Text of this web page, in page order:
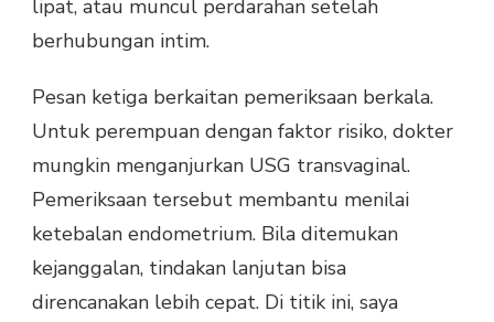
lipat, atau muncul perdarahan setelah
berhubungan intim.
Pesan ketiga berkaitan pemeriksaan berkala.
Untuk perempuan dengan faktor risiko, dokter
mungkin menganjurkan USG transvaginal.
Pemeriksaan tersebut membantu menilai
ketebalan endometrium. Bila ditemukan
kejanggalan, tindakan lanjutan bisa
direncanakan lebih cepat. Di titik ini, saya